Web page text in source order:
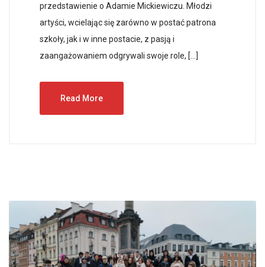
przedstawienie o Adamie Mickiewiczu. Młodzi
artyści, wcielając się zarówno w postać patrona
szkoły, jak i w inne postacie, z pasją i
zaangażowaniem odgrywali swoje role, […]
Read More